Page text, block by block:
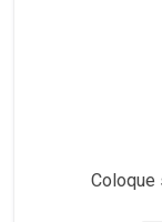
Coloque